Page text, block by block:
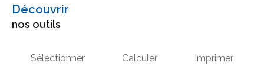
découvrir
nos outils
Sélectionner Calculer Imprimer